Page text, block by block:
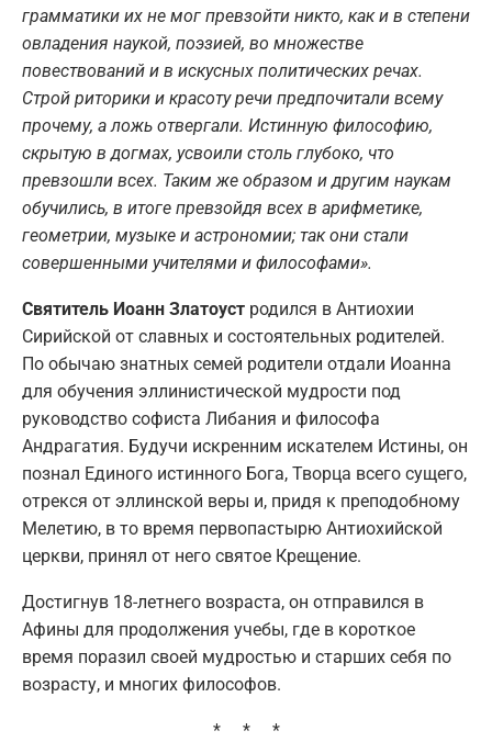
грамматики их не мог превзойти никто, как и в степени
овладения наукой, поэзией, во множестве
повествований и в искусных политических речах.
Строй риторики и красоту речи предпочитали всему
прочему, а ложь отвергали. Истинную философию,
скрытую в догмах, усвоили столь глубоко, что
превзошли всех. Таким же образом и другим наукам
обучились, в итоге превзойдя всех в арифметике,
геометрии, музыке и астрономии; так они стали
совершенными учителями и философами».
Святитель Иоанн Златоуст родился в Антиохии
Сирийской от славных и состоятельных родителей.
По обычаю знатных семей родители отдали Иоанна
для обучения эллинистической мудрости под
руководство софиста Либания и философа
Андрагатия. Будучи искренним искателем Истины, он
познал Единого истинного Бога, Творца всего сущего,
отрекся от эллинской веры и, придя к преподобному
Мелетию, в то время первопастырю Антиохийской
церкви, принял от него святое Крещение.
Достигнув 18-летнего возраста, он отправился в
Афины для продолжения учебы, где в короткое
время поразил своей мудростью и старших себя по
возрасту, и многих философов.
* * *